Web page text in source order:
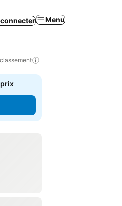
connecter Menu
prix